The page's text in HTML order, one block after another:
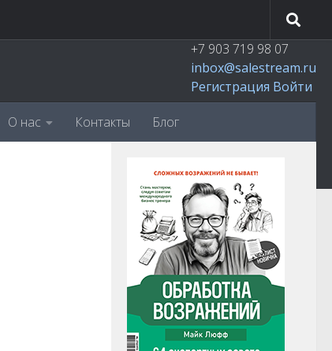
+7 903 719 98 07
inbox@salestream.ru
Регистрация Войти
О нас Контакты Блог